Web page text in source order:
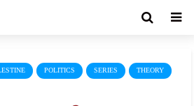
POLITICS SERIES THEORY